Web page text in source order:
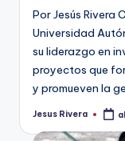
Por Jesús Rivera
Universidad
su liderazgo en
proyectos que
y promueven la
Publicado
Jesus Rivera